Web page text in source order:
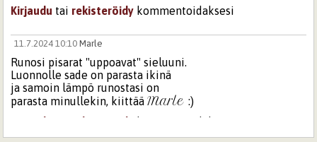
Kirjaudu tai rekisteröidy kommentoidaksesi
11.7.2024 10:10 Marle
Runosi pisarat "uppoavat" sieluuni.
Luonnolle sade on parasta ikinä
ja samoin lämpö runostasi on
parasta minullekin, kiittääMarle:)